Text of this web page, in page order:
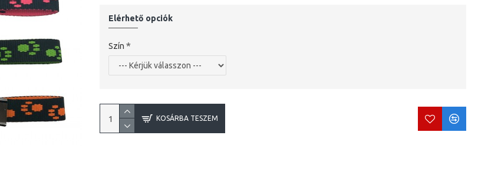
Elérhető opciók
Szín
KOSÁRBA TESZEM